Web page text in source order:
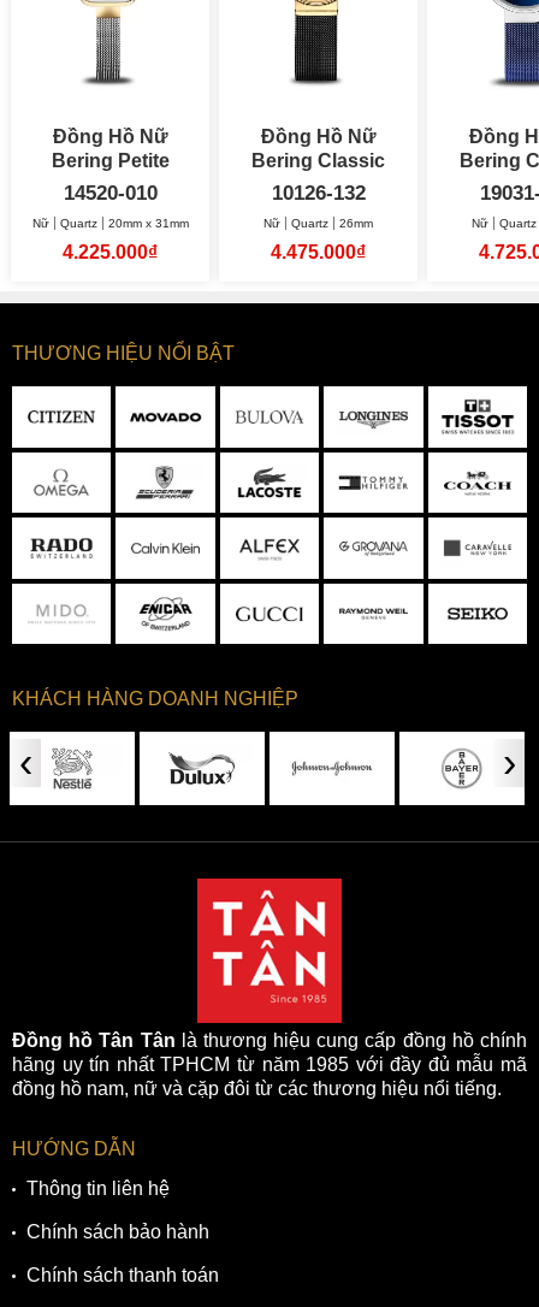
Đồng Hồ Nữ
Bering Petite
Square 20mm x
14520-010
Nữ Quartz 20mm x 31mm
4.225.000₫
Đồng Hồ Nữ
Bering Classic
26mm
10126-132
Nữ Quartz 26mm
4.475.000₫
Đồng
Bering
Nữ Quartz
THƯƠNG HIỆU NỔI BẬT
KHÁCH HÀNG DOANH NGHIỆP
‹ ›
Đồng hồ Tân Tân là thương hiệu cung cấp đồng hồ chính
hãng uy tín nhất TPHCM từ năm 1985 với đầy đủ mẫu mã
đồng hồ nam, nữ và cặp đôi từ các thương hiệu nổi tiếng.
HƯỚNG DẪN
Thông tin liên hệ
Chính sách bảo hành
Chính sách thanh toán